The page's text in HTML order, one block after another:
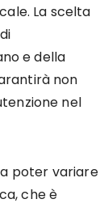
La scelta
e della
non
nel
poter variare
che è